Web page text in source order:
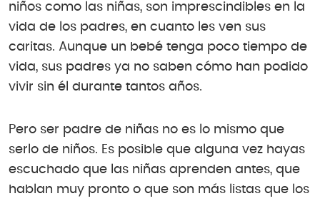
niños como las niñas, son imprescindibles en la
vida de los padres, en cuanto les ven sus
caritas. Aunque un bebé tenga poco tiempo de
vida, sus padres ya no saben cómo han podido
vivir sin él durante tantos años.
Pero ser padre de niñas no es lo mismo que
serlo de niños. Es posible que alguna vez hayas
escuchado que las niñas aprenden antes, que
hablan muy pronto o que son más listas que los